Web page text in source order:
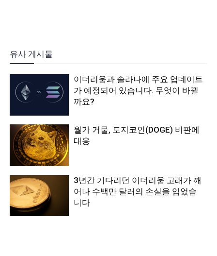
유사 게시물
이더리움과 솔라나에 주요 업데이트
가 예정되어 있습니다. 무엇이 바뀔
까요?
월가 거물, 도지코인(DOGE) 비판에
대응
3년간 기다리던 이더리움 고래가 깨
어나 수백만 달러의 손실을 입었습
니다